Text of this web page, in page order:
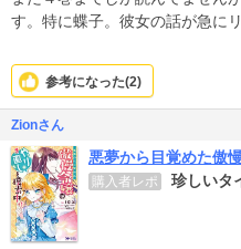
す。特に蝶子。彼女の話が急に
て思いましたが今でははまって
続きが気になって仕方がないです
参考になった(2)
Zionさん
購入者レポ 珍しいタ